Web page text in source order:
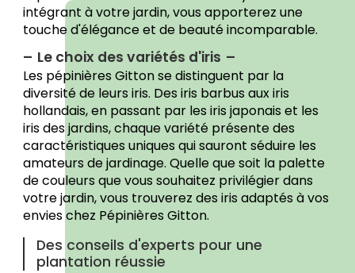
intégrant à votre jardin, vous apporterez une
touche d'élégance et de beauté incomparable.
Le choix des variétés d'iris
Les pépinières Gitton se distinguent par la
diversité de leurs iris. Des iris barbus aux iris
hollandais, en passant par les iris japonais et les
iris des jardins, chaque variété présente des
caractéristiques uniques qui sauront séduire les
amateurs de jardinage. Quelle que soit la palette
de couleurs que vous souhaitez privilégier dans
votre jardin, vous trouverez des iris adaptés à vos
envies chez Pépinières Gitton.
Des conseils d'experts pour une
plantation réussie